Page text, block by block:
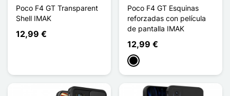
Poco F4 GT Transparent
Shell IMAK
12,99 €
Poco F4 GT Esquinas
reforzadas con película
de pantalla IMAK
12,99 €
Negro